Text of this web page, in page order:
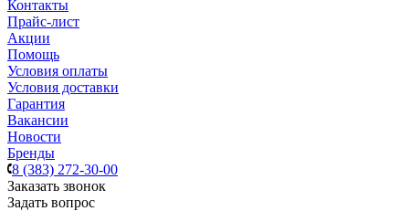
Контакты
Прайс-лист
Акции
Помощь
Условия оплаты
Условия доставки
Гарантия
Вакансии
Новости
Бренды
8 (383) 272-30-00
Заказать звонок
Задать вопрос